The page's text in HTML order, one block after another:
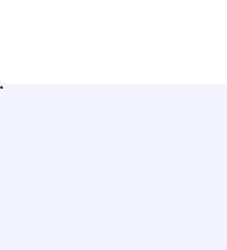
*
*
*
*
*
*
*
*
*
*
*
*
*
*
*
*
*
*
*
*
*
*
*
*
*
*
*
*
*
*
*
*
*
*
*
*